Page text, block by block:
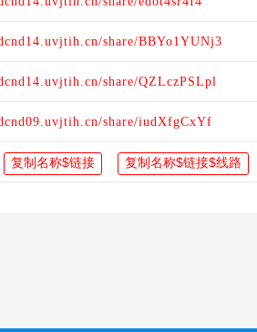
share/BBYo1YUNj3
share/QZLczPSLpl
share/iudXfgCxYf